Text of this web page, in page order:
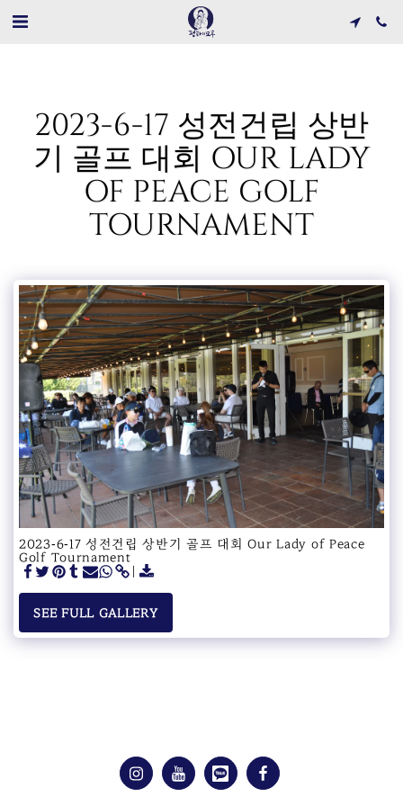
2023-6-17 성전건립 상반
기 골프 대회 OUR LADY
OF PEACE GOLF
TOURNAMENT
2023-6-17 성전건립 상반기 골프 대회 Our Lady of Peace
Golf Tournament
SEE FULL GALLERY